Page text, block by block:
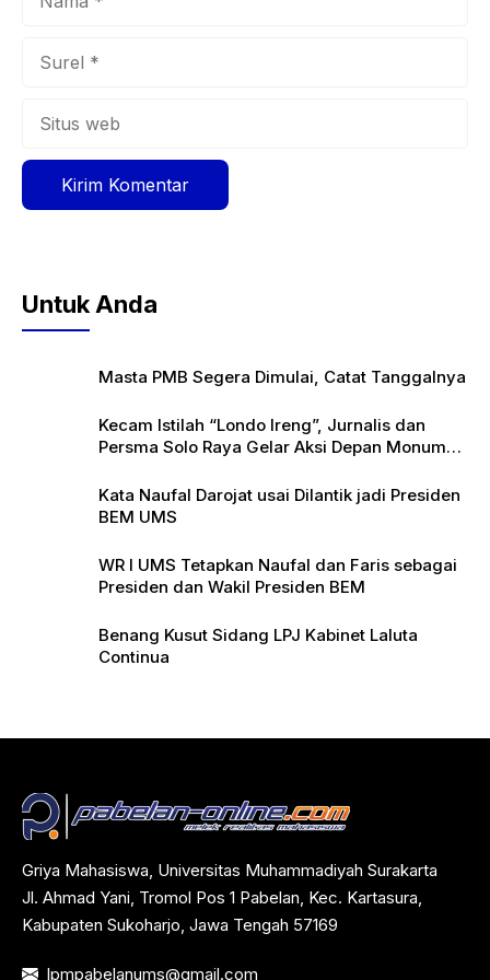
Untuk Anda
Masta PMB Segera Dimulai, Catat Tanggalnya
Kecam Istilah “Londo Ireng”, Jurnalis dan
Persma Solo Raya Gelar Aksi Depan Monumen
Kata Naufal Darojat usai Dilantik jadi Presiden
BEM UMS
WR I UMS Tetapkan Naufal dan Faris sebagai
Presiden dan Wakil Presiden BEM
Benang Kusut Sidang LPJ Kabinet Laluta
Continua
Griya Mahasiswa, Universitas Muhammadiyah Surakarta
Jl. Ahmad Yani, Tromol Pos 1 Pabelan, Kec. Kartasura,
Kabupaten Sukoharjo, Jawa Tengah 57169
lpmpabelanums@gmail.com